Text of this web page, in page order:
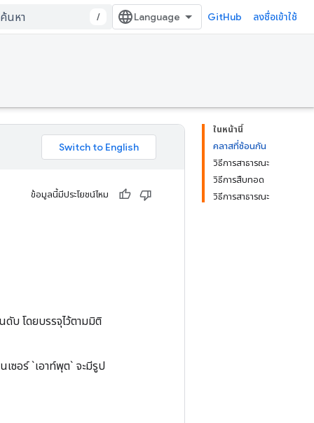
/ GitHub ลงชื่อเข้าใช้
ในหน้านี้
คลาสที่ซ้อนกัน
วิธีการสาธารณะ
วิธีการสืบทอด
วิธีการสาธารณะ
ข้อมูลนี้มีประโยชน์ไหม
ดับ โดยบรรจุไว้ตามมิติ
ซอร์ `เอาท์พุต` จะมีรูป